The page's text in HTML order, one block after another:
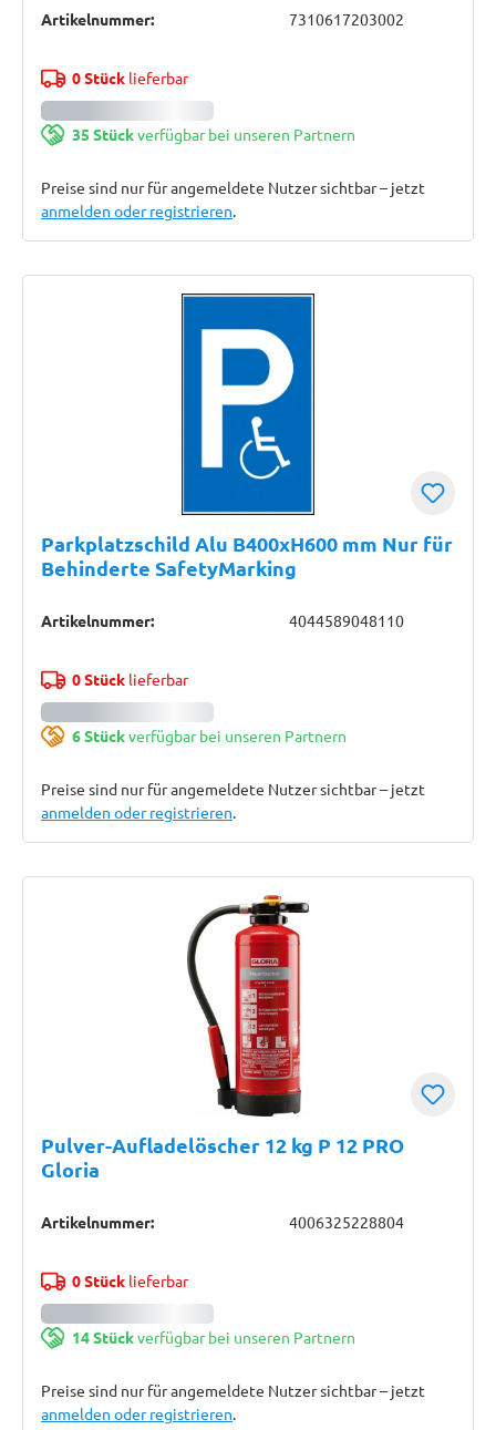
Artikelnummer: 7310617203002
0 Stücklieferbar
35 Stückverfügbar bei unseren Partnern
Preise sind nur für angemeldete Nutzer sichtbar – jetzt
anmelden oder registrieren.
Parkplatzschild Alu B400xH600 mm Nur für
Behinderte SafetyMarking
Artikelnummer: 4044589048110
0 Stücklieferbar
6 Stückverfügbar bei unseren Partnern
Preise sind nur für angemeldete Nutzer sichtbar – jetzt
anmelden oder registrieren.
Pulver-Aufladelöscher 12 kg P 12 PRO
Gloria
Artikelnummer: 4006325228804
0 Stücklieferbar
14 Stückverfügbar bei unseren Partnern
Preise sind nur für angemeldete Nutzer sichtbar – jetzt
anmelden oder registrieren.